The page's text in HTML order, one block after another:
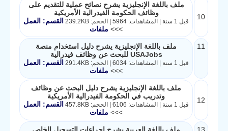
10
ملف باللغة الإنجليزية يشرح نصائح عملية للتقديم على
وظائف الحكومة الفيدرالية الأمريكية
قبل 1 سنة | المشاهدات: 5964 | الحجم: 239.2KB
القسم: العمل
>>> ملفات
11
ملف باللغة الإنجليزية يشرح دليل استخدام منصة
USAJobs للبحث عن وظائف فيدرالية
قبل 1 سنة | المشاهدات: 6034 | الحجم: 291.4KB
القسم: العمل
>>> ملفات
12
ملف باللغة الإنجليزية يشرح دليل البحث عن وظائف
وتدريب في الحكومة الفيدرالية الأمريكية
قبل 1 سنة | المشاهدات: 6106 | الحجم: 457.8KB
القسم: العمل
>>> ملفات